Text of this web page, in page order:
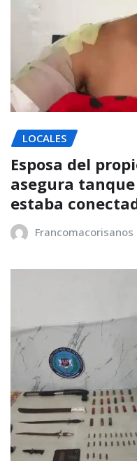
LOCALES
Esposa del
asegura
estaba
Francomacorisanos